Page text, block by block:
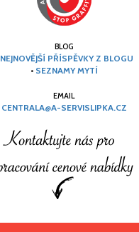
BLOG
NEJNOVĚJŠÍ PŘÍSPĚVKY Z BLOGU
• SEZNAMY MYTÍ
EMAIL
CENTRALA@A-SERVISLIPKA.CZ